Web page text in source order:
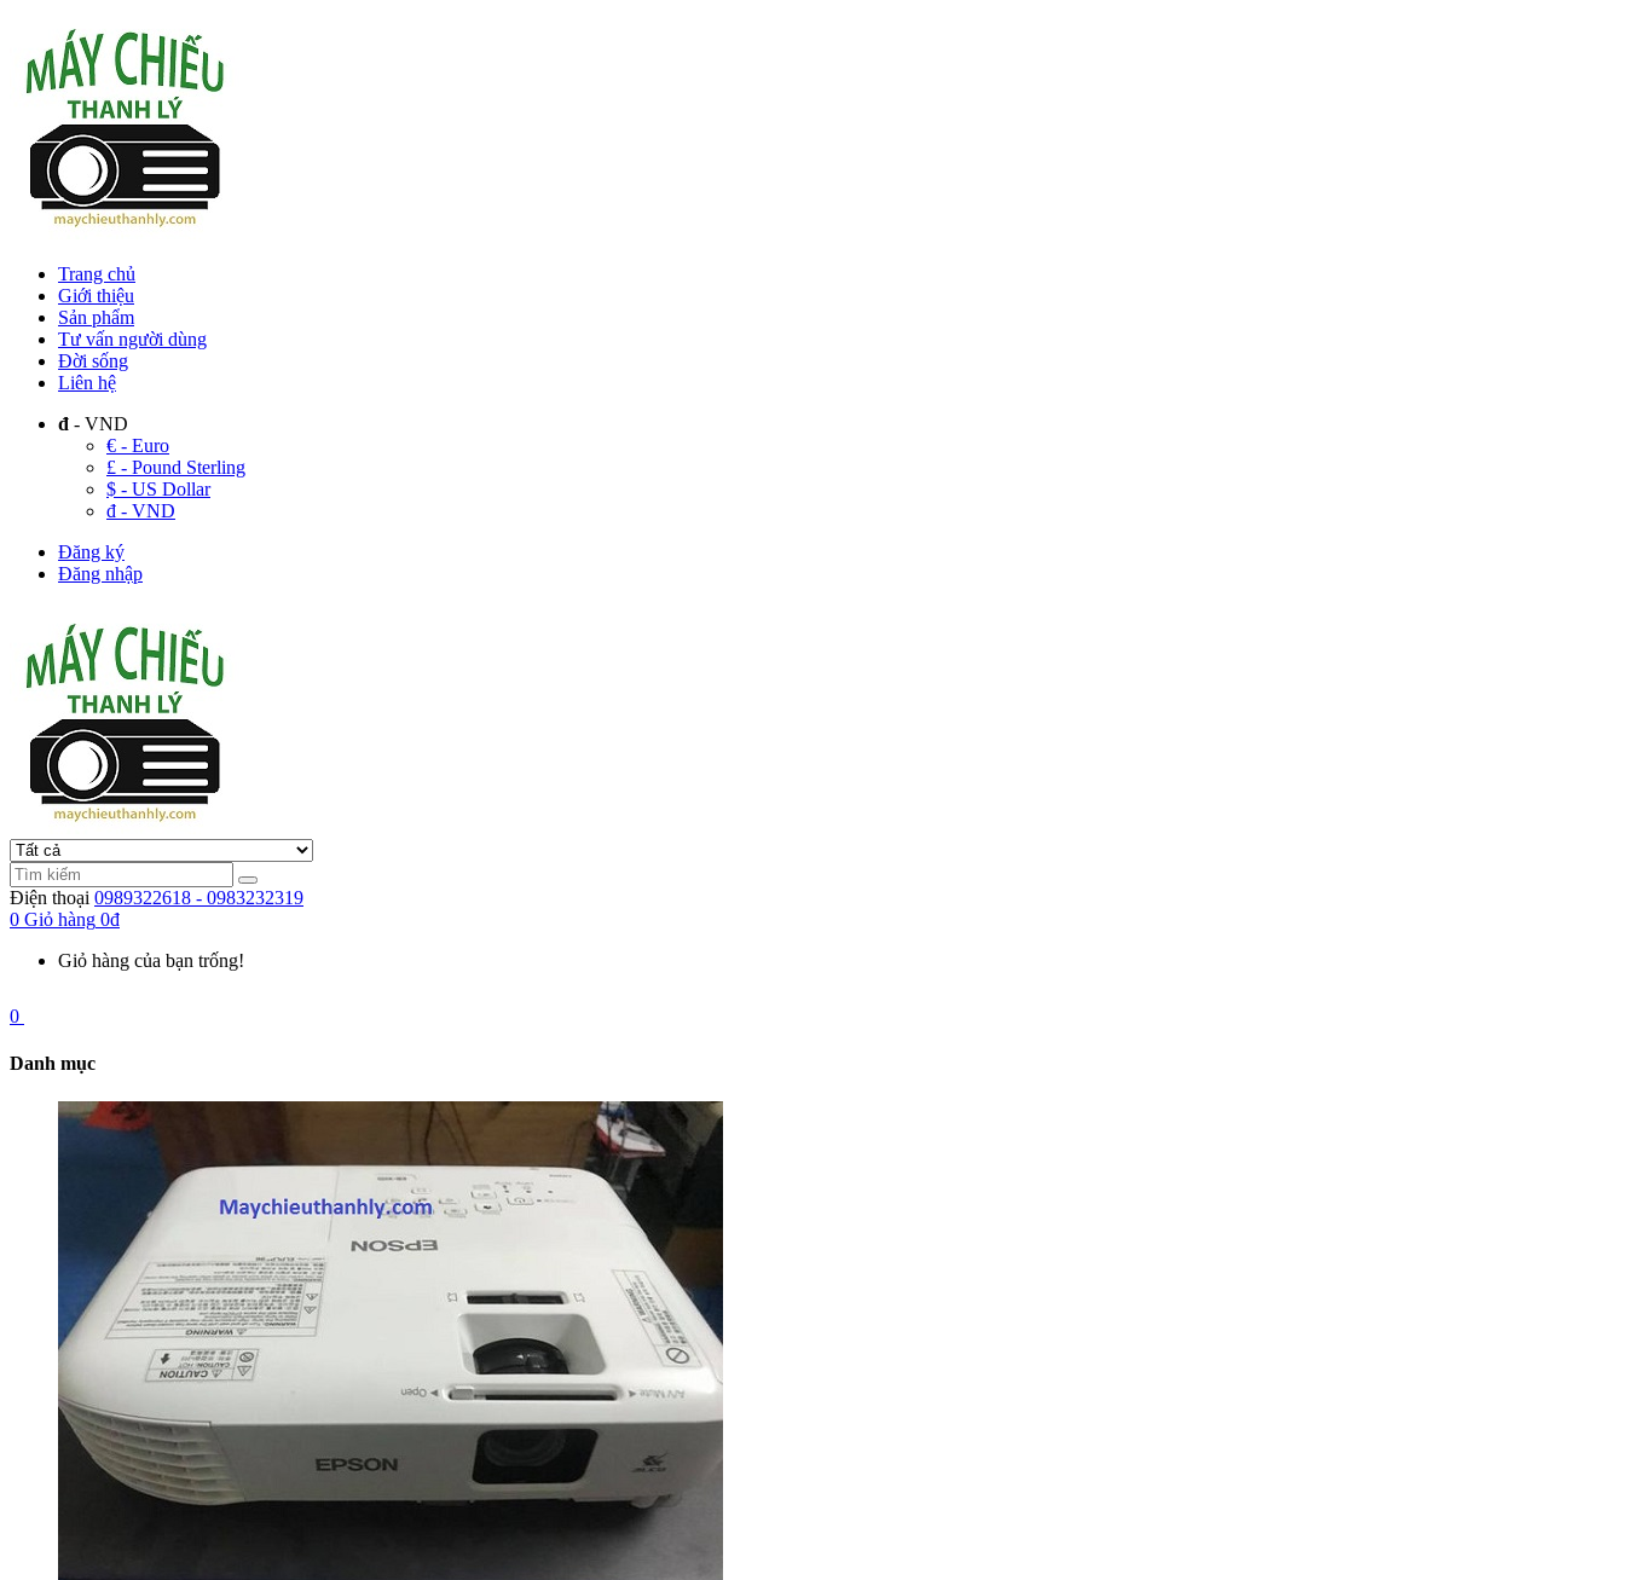
Trang chủ
Giới thiệu
Sản phẩm
Tư vấn người dùng
Đời sống
Liên hệ
đ - VND
€ - Euro
£ - Pound Sterling
$ - US Dollar
đ - VND
Đăng ký
Đăng nhập
Điện thoại 0989322618 - 0983232319
0 Giỏ hàng 0đ
Giỏ hàng của bạn trống!
0
Danh mục